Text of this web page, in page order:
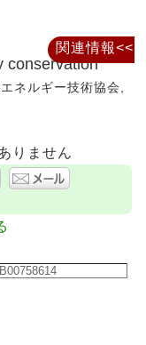
conservation
ネルギー技術協会,
りません
関連情報<<